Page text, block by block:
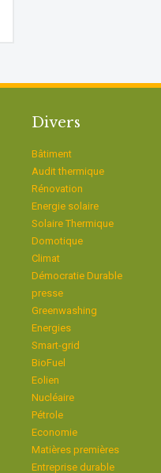
Divers
Bâtiment
Audit thermique
Rénovation
Energie solaire
Solaire Thermique
Domotique
Climat
Démocratie Durable
presse
Greenwashing
Energies
Smart-grid
BioFuel
Eolien
Nucléaire
Pétrole
Economie
Matières premières
Entreprise durable